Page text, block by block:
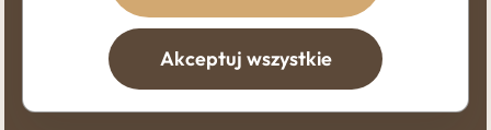
Akceptuj wszystkie